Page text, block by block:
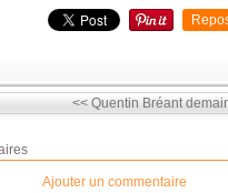
<< Quentin Bréant
Ajouter un commentaire